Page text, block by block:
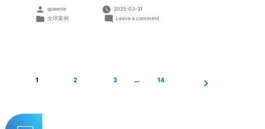
Posted
by
queenie
2025-03-31
Posted
全球案例 Leave a commenton
渔
1 2 3 … 14